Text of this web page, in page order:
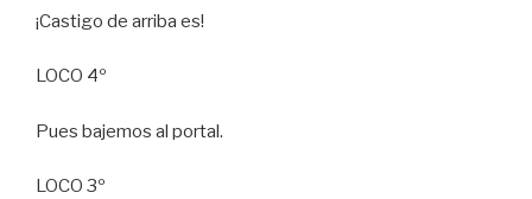
¡Castigo de arriba es!
LOCO 4º
Pues bajemos al portal.
LOCO 3º